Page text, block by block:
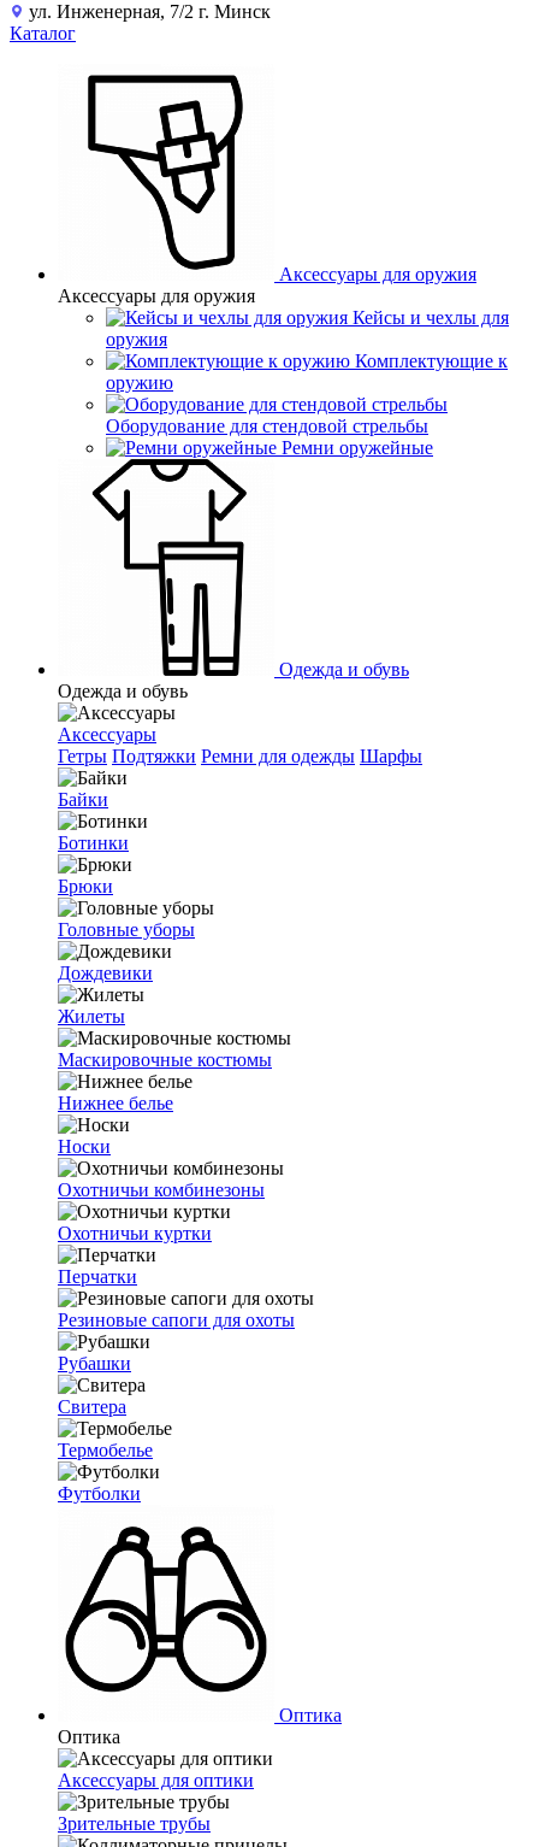
ул. Инженерная, 7/2 г. Минск
Каталог
Аксессуары для оружия
Аксессуары для оружия
Кейсы и чехлы для
оружия
Комплектующие к
оружию
Оборудование для стендовой стрельбы
Ремни оружейные
Одежда и обувь
Одежда и обувь
Аксессуары
Гетры Подтяжки Ремни для одежды Шарфы
Байки
Ботинки
Брюки
Головные уборы
Дождевики
Жилеты
Маскировочные костюмы
Нижнее белье
Носки
Охотничьи комбинезоны
Охотничьи куртки
Перчатки
Резиновые сапоги для охоты
Рубашки
Свитера
Термобелье
Футболки
Оптика
Оптика
Аксессуары для оптики
Зрительные трубы